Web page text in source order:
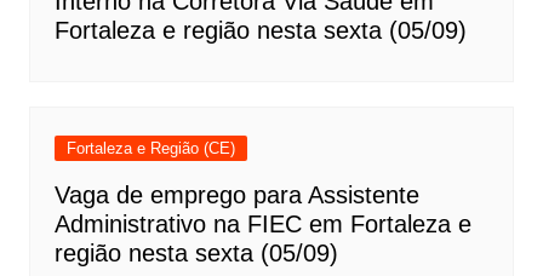
Fortaleza e região nesta sexta (05/09)
Fortaleza e Região (CE)
Vaga de emprego para Assistente
Administrativo na FIEC em Fortaleza e
região nesta sexta (05/09)